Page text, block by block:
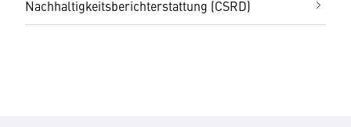
Nachhaltigkeitsberichterstattung (CSRD)